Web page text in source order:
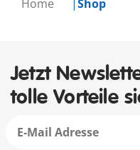
Home Shop
Jetzt
tolle Vorteile